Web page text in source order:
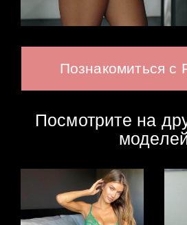
Познакомиться с
Посмотрите на